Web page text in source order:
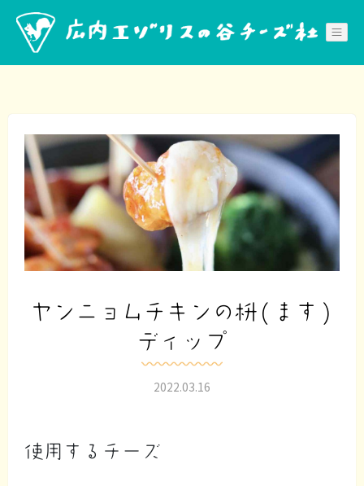
content
ヤンニョムチキンの枡(ます)
ディップ
2022.03.16
使用するチーズ